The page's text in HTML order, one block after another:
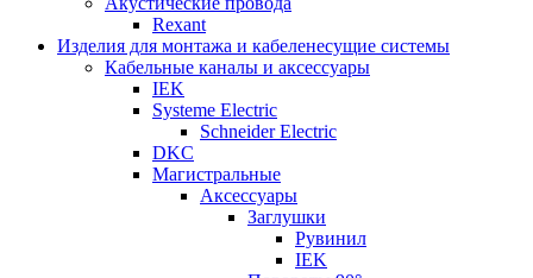
Rexant
Изделия для монтажа и кабеленесущие системы
Кабельные каналы и аксессуары
IEK
Systeme Electric
Schneider Electric
DKC
Магистральные
Аксессуары
Заглушки
Рувинил
IEK